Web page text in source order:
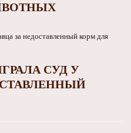
СУД У